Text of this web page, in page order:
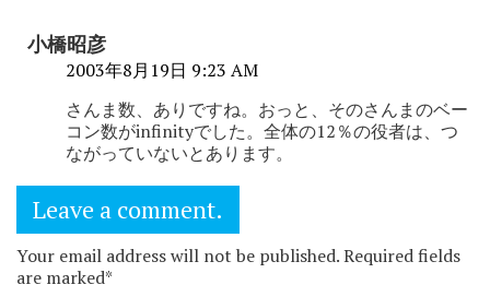
小橋昭彦
2003年8月19日 9:23 AM
さんま数、ありですね。おっと、そのさんまのベー
コン数がinfinityでした。全体の12％の役者は、つ
ながっていないとあります。
Leave a comment.
Your email address will not be published. Required fields
are marked*